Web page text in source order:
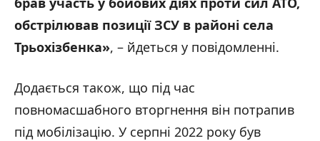
обстрілював позиції ЗСУ в районі села
Трьохізбенка», – йдеться у повідомленні.
Додається також, що під час
повномасшабного вторгнення він потрапив
під мобілізацію. У серпні 2022 року був